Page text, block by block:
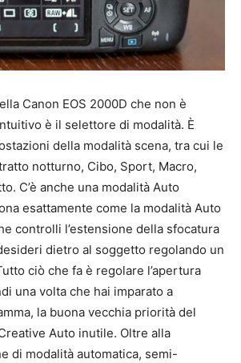
Canon EOS 2000D che non è
è il selettore di modalità. È
della modalità scena, tra cui le
notturno, Cibo, Sport, Macro,
C’è anche una modalità Auto
esattamente come la modalità Auto
controlli l’estensione della sfocatura
dietro al soggetto regolando un
ciò che fa è regolare l’apertura
una volta che hai imparato a
la buona vecchia priorità del
Auto inutile. Oltre alla
di modalità automatica, semi-